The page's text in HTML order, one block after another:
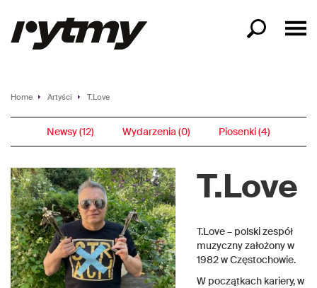
Home Artyści T.Love
Newsy (12) Wydarzenia (0) Piosenki (4)
T.Love
T.Love – polski zespół
muzyczny założony w
1982 w Częstochowie.
W początkach kariery, w